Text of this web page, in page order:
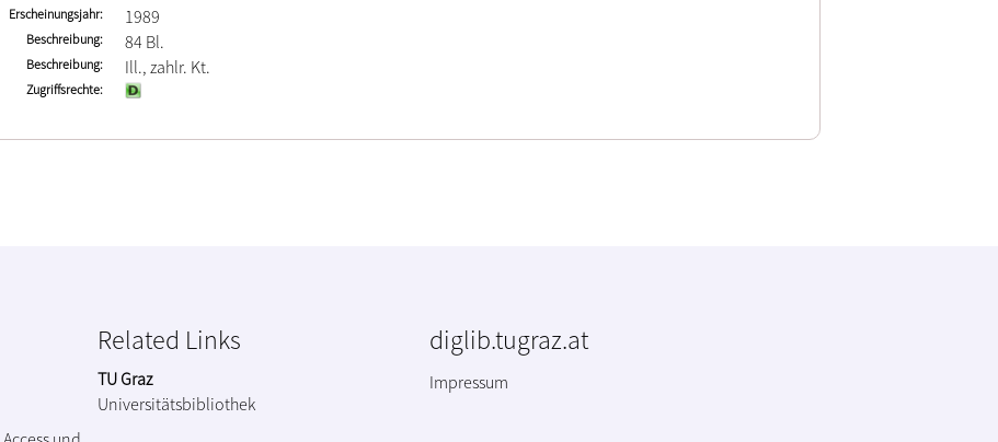
Erscheinungsjahr 1989
Beschreibung 84 Bl.
Beschreibung Ill., zahlr. Kt.
Zugriffsrechte
Related Links
TU Graz
Universitätsbibliothek
diglib.tugraz.at
Impressum